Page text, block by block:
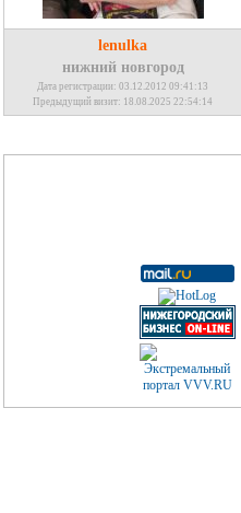
lenulka
нижний новгород
Дата регистрации: 03.12.2012 09:41:13
Предыдущий визит: 18.08.2025 22:54:14